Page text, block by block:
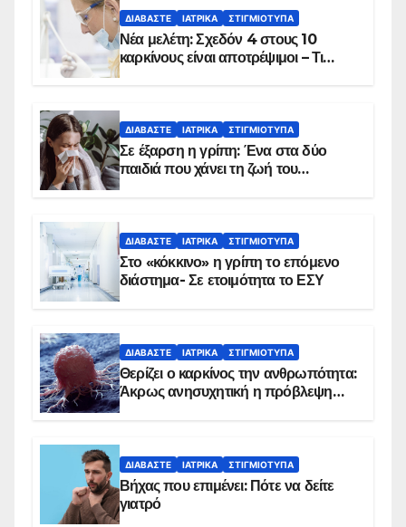
ΔΙΑΒΆΣΤΕ ΙΑΤΡΙΚΆ ΣΤΙΓΜΙΌΤΥΠΑ
Νέα μελέτη: Σχεδόν 4 στους 10
καρκίνους είναι αποτρέψιμοι – Τι
ΔΙΑΒΆΣΤΕ ΙΑΤΡΙΚΆ ΣΤΙΓΜΙΌΤΥΠΑ
Σε έξαρση η γρίπη: Ένα στα δύο
παιδιά που χάνει τη ζωή του
ΔΙΑΒΆΣΤΕ ΙΑΤΡΙΚΆ ΣΤΙΓΜΙΌΤΥΠΑ
Στο «κόκκινο» η γρίπη το επόμενο
διάστημα- Σε ετοιμότητα το ΕΣΥ
ΔΙΑΒΆΣΤΕ ΙΑΤΡΙΚΆ ΣΤΙΓΜΙΌΤΥΠΑ
Θερίζει ο καρκίνος την ανθρωπότητα:
Άκρως ανησυχητική η πρόβλεψη…
ΔΙΑΒΆΣΤΕ ΙΑΤΡΙΚΆ ΣΤΙΓΜΙΌΤΥΠΑ
Βήχας που επιμένει: Πότε να δείτε
γιατρό